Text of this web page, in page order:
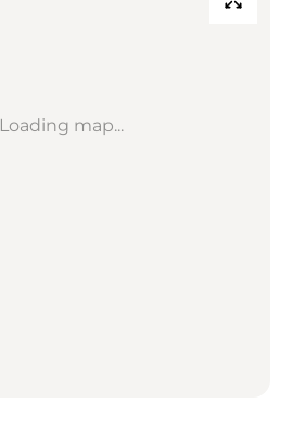
Loading map...